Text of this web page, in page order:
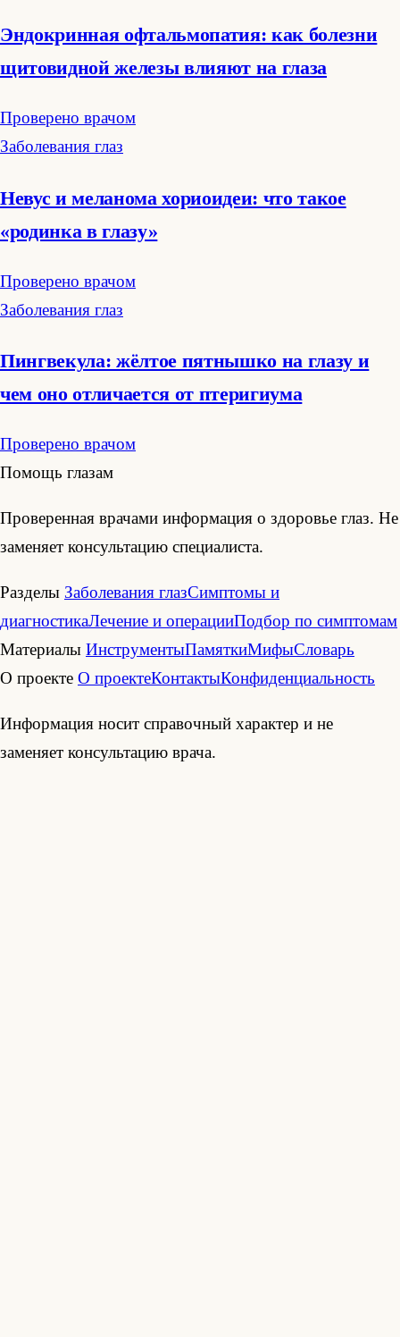
Эндокринная офтальмопатия: как болезни
щитовидной железы влияют на глаза
Проверено врачом
Заболевания глаз
Невус и меланома хориоидеи: что такое
«родинка в глазу»
Проверено врачом
Заболевания глаз
Пингвекула: жёлтое пятнышко на глазу и
чем оно отличается от птеригиума
Проверено врачом
Помощь глазам
Проверенная врачами информация о здоровье глаз. Не
заменяет консультацию специалиста.
Разделы Заболевания глазСимптомы и
диагностикаЛечение и операцииПодбор по симптомам
Материалы ИнструментыПамяткиМифыСловарь
О проекте О проектеКонтактыКонфиденциальность
Информация носит справочный характер и не
заменяет консультацию врача.